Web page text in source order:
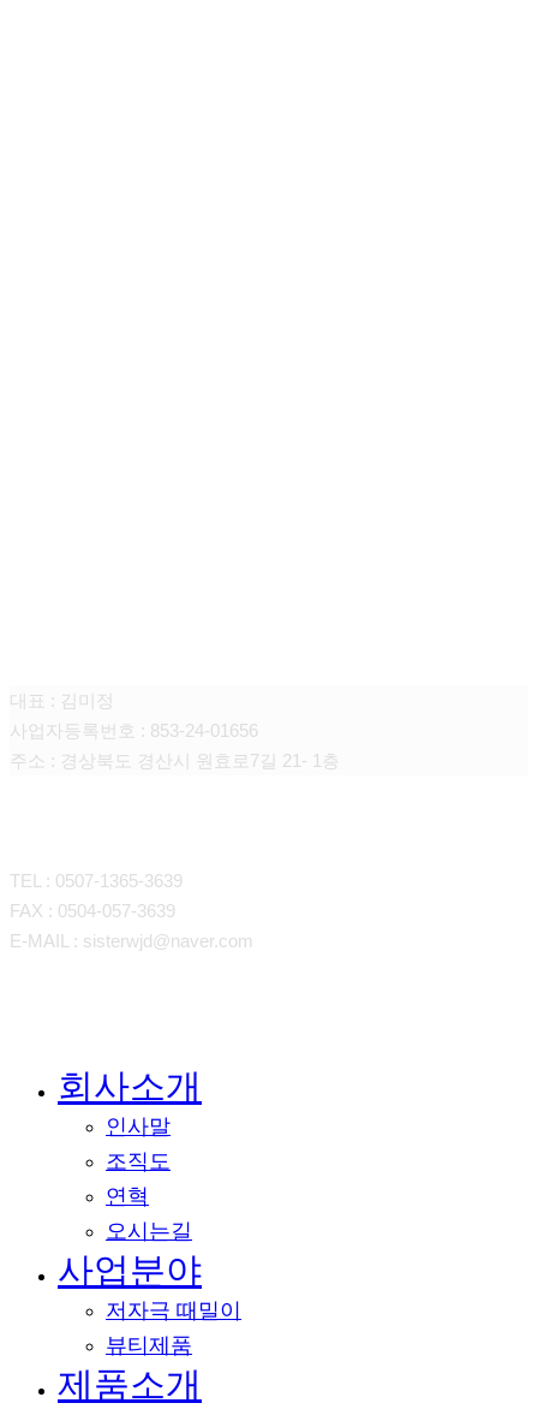
대표 : 김미정
사업자등록번호 : 853-24-01656
주소 : 경상북도 경산시 원효로7길 21- 1층
TEL : 0507-1365-3639
FAX : 0504-057-3639
E-MAIL : sisterwjd@naver.com
회사소개
인사말
조직도
연혁
오시는길
사업분야
저자극 때밀이
뷰티제품
제품소개